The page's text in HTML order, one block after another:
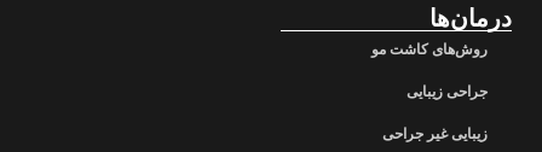
درمان‌ها
روش‌های کاشت مو
جراحی زیبایی
زیبایی غیر جراحی